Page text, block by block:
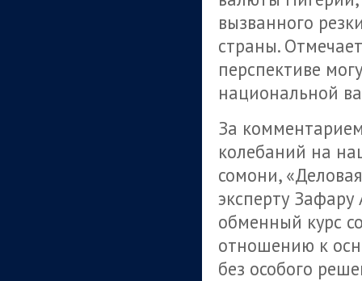
вызванного
страны.
перспективе
национальной
За
колебаний на
сомони,
эксперту
обменный курс
отношению к
без особого